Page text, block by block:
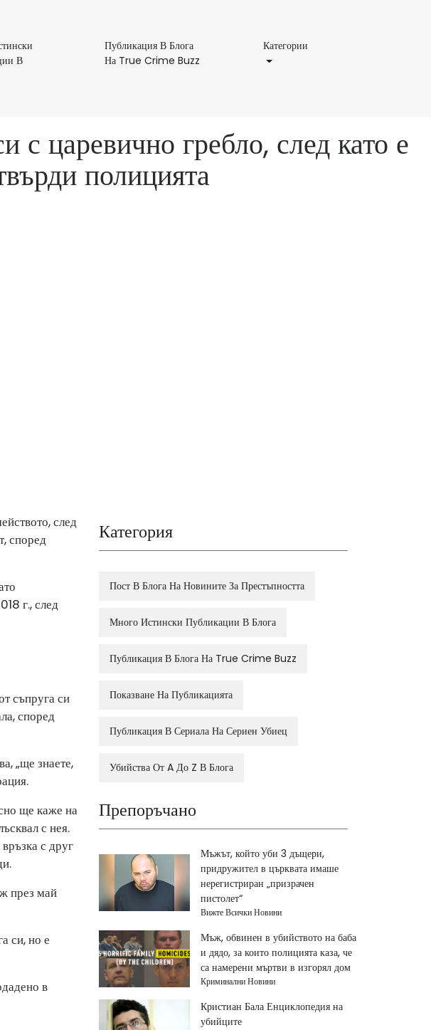
В
Публикация В Блога
На True Crime Buzz
Crime
Buzz
Категории
с царевично гребло, след като е
полицията
след
според
г., след
съпруга си
според
„ще знаете,
ще каже на
с нея.
с друг
през май
си, но е
в
Категория
Пост В Блога На Новините За Престъпността
Много Истински Публикации В Блога
Публикация В Блога На True Crime Buzz
Показване На Публикацията
Публикация В Сериала На Сериен Убиец
Убийства От A До Z В Блога
Препоръчано
Мъжът, който уби 3 дъщери,
придружител в църквата имаше
нерегистриран „призрачен
пистолет“
Вижте Всички Новини
Мъж, обвинен в убийството на баба
и дядо, за които полицията каза, че
са намерени мъртви в изгорял дом
Криминални Новини
Кристиан Бала Енциклопедия на
убийците